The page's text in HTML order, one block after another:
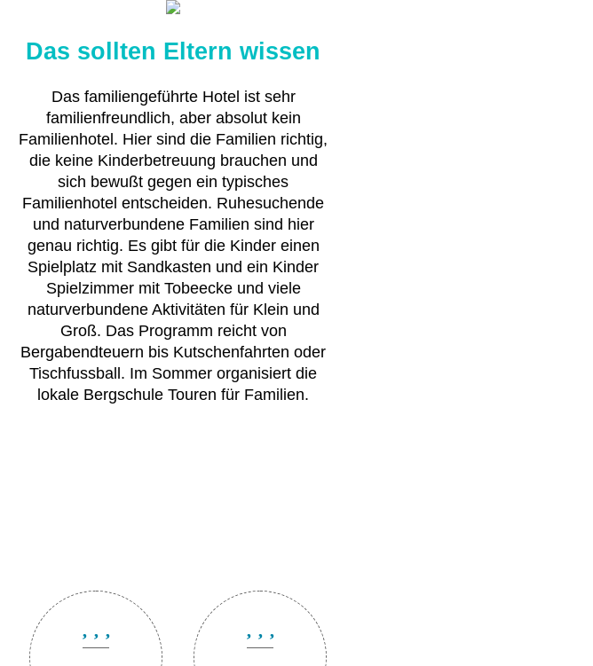
Das sollten Eltern wissen
Das familiengeführte Hotel ist sehr
familienfreundlich, aber absolut kein
Familienhotel. Hier sind die Familien richtig,
die keine Kinderbetreuung brauchen und
sich bewußt gegen ein typisches
Familienhotel entscheiden. Ruhesuchende
und naturverbundene Familien sind hier
genau richtig. Es gibt für die Kinder einen
Spielplatz mit Sandkasten und ein Kinder
Spielzimmer mit Tobeecke und viele
naturverbundene Aktivitäten für Klein und
Groß. Das Programm reicht von
Bergabendteuern bis Kutschenfahrten oder
Tischfussball. Im Sommer organisiert die
lokale Bergschule Touren für Familien.